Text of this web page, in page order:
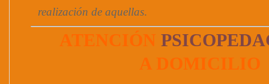
realización de aquellas.
ATENCIÓN
A DOMICILIO